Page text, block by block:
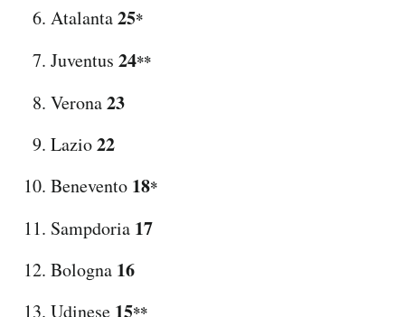
Atalanta25*
Juventus 24**
Verona23
Lazio22
Benevento 18*
Sampdoria 17
Bologna 16
Udinese 15**